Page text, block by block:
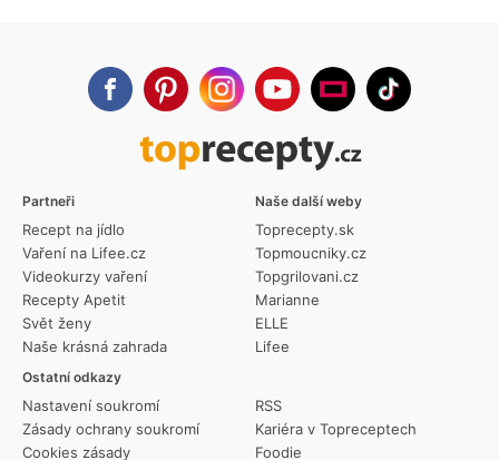
Partneři
Recept na jídlo
Vaření na Lifee.cz
Videokurzy vaření
Recepty Apetit
Svět ženy
Naše krásná zahrada
Ostatní odkazy
Nastavení soukromí
Zásady ochrany soukromí
Cookies zásady
RSS
Kariéra v Topreceptech
Foodie
Naše další weby
Toprecepty.sk
Topmoucniky.cz
Topgrilovani.cz
Marianne
ELLE
Lifee